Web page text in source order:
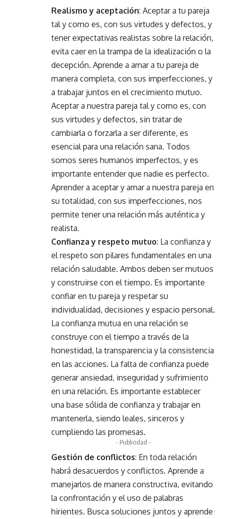
Realismo y aceptación: Aceptar a tu pareja
tal y como es, con sus virtudes y defectos, y
tener expectativas realistas sobre la relación,
evita caer en la trampa de la idealización o la
decepción. Aprende a amar a tu pareja de
manera completa, con sus imperfecciones, y
a trabajar juntos en el crecimiento mutuo.
Aceptar a nuestra pareja tal y como es, con
sus virtudes y defectos, sin tratar de
cambiarla o forzarla a ser diferente, es
esencial para una relación sana. Todos
somos seres humanos imperfectos, y es
importante entender que nadie es perfecto.
Aprender a aceptar y amar a nuestra pareja en
su totalidad, con sus imperfecciones, nos
permite tener una relación más auténtica y
realista.
Confianza y respeto mutuo: La confianza y
el respeto son pilares fundamentales en una
relación saludable. Ambos deben ser mutuos
y construirse con el tiempo. Es importante
confiar en tu pareja y respetar su
individualidad, decisiones y espacio personal.
La confianza mutua en una relación se
construye con el tiempo a través de la
honestidad, la transparencia y la consistencia
en las acciones. La falta de confianza puede
generar ansiedad, inseguridad y sufrimiento
en una relación. Es importante establecer
una base sólida de confianza y trabajar en
mantenerla, siendo leales, sinceros y
cumpliendo las promesas.
- Publicidad -
Gestión de conflictos: En toda relación
habrá desacuerdos y conflictos. Aprende a
manejarlos de manera constructiva, evitando
la confrontación y el uso de palabras
hirientes. Busca soluciones juntos y aprende